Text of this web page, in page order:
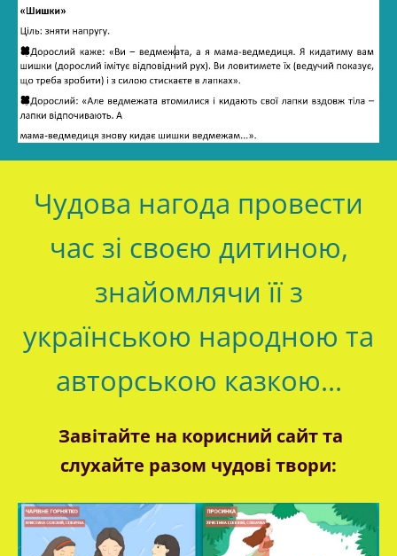
Чудова нагода провести
час зі своєю дитиною,
знайомлячи її з
українською народною та
авторською казкою...
Завітайте на корисний сайт та
слухайте разом чудові твори: